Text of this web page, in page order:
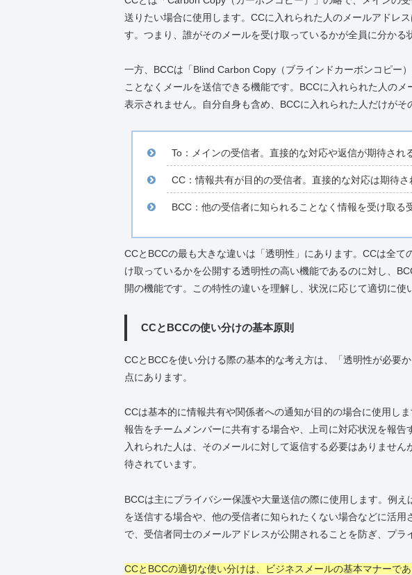
送りたい場合に使用します。CCに入れられた人のメールアドレ
す。つまり、誰がそのメールを受け取っているかが全員に分かる
一方、BCCは「Blind Carbon Copy（ブラインドカーボンコピー
ことなくメールを送信できる機能です。BCCに入れられた人の
表示されません。自分自身も含め、BCCに入れられた人だけがそ
To：メインの受信者。直接的な対応や返信が期待され
CC：情報共有が目的の受信者。直接的な対応は期待
BCC：他の受信者に知られることなく情報を受け取る
CCとBCCの最も大きな違いは「透明性」にあります。CCは全て
け取っているかを公開する透明性の高い機能であるのに対し、
開の機能です。この特性の違いを理解し、状況に応じて適切に使
CCとBCCの使い分けの基本原則
CCとBCCを使い分ける際の基本的な考え方は、「透明性が必要
点にあります。
CCは基本的に情報共有や関係者への通知が目的の場合に使用し
報告をチームメンバーに共有する場合や、上司に対応状況を報告
入れられた人は、そのメールに対して返信する必要はありません
待されています。
BCCは主にプライバシー保護や大量送信の際に使用します。例
を送信する場合や、他の受信者に知られたくない場合などに活用
で、受信者同士のメールアドレスが公開されることを防ぎ、プラ
CCとBCCの適切な使い分けは、ビジネスメールの基本マナーで